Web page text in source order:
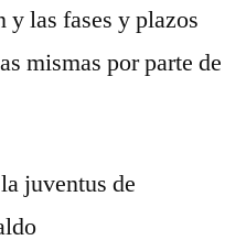
y las fases y plazos
mismas por parte de